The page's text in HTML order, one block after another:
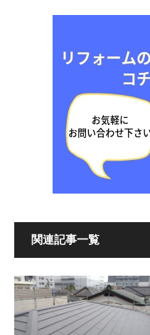
関連記事一覧